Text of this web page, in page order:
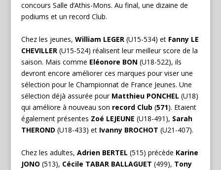
concours Salle d’Athis-Mons. Au final, une dizaine de
podiums et un record Club.
Chez les jeunes, William LEGER(U15-534) et Fanny LE
CHEVILLER (U15-524) réalisent leur meilleur score de la
saison. Mais comme Eléonore BON (U18-522), ils
devront encore améliorer ces marques pour viser une
sélection pour le Championnat de France Jeunes. Une
sélection déjà assurée pour Matthieu PONCHEL (U18)
qui améliore à nouveau son record Club (571). Etaient
également présentes Zoé LEJEUNE (U18-491), Sarah
THEROND (U18-433) etIvanny BROCHOT (U21-407).
Chez les adultes, Adrien BERTEL (515) précède Karine
JONO (513), Cécile TABAR BALLAGUET (499), Tony